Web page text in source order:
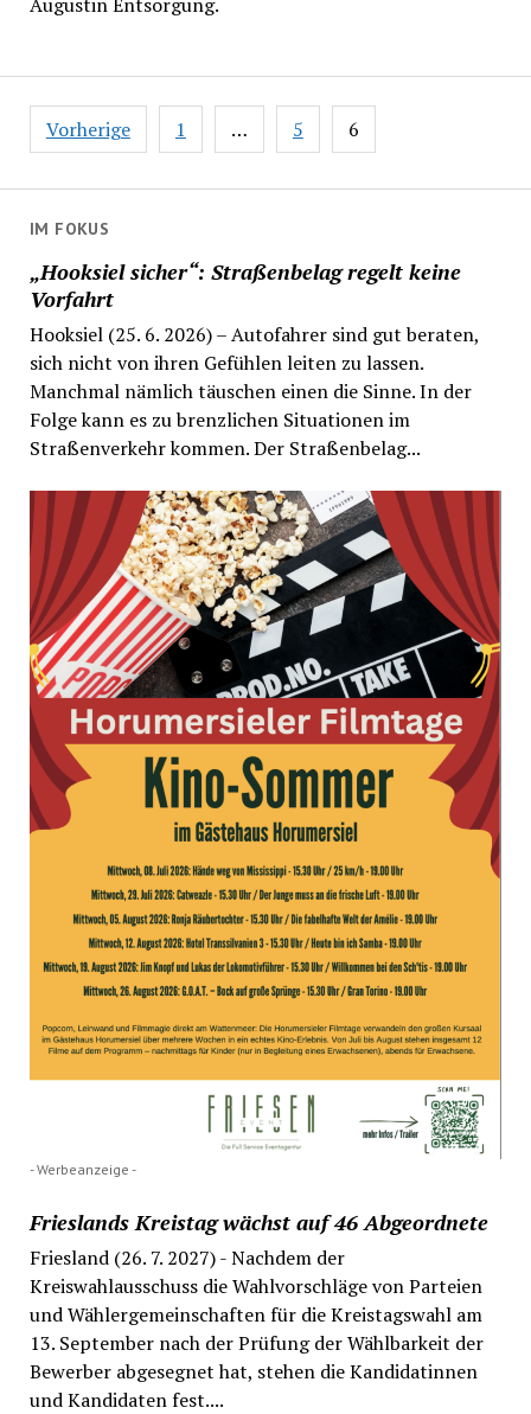
IM FOKUS
„Hooksiel sicher“: Straßenbelag regelt keine
Vorfahrt
Hooksiel (25. 6. 2026) – Autofahrer sind gut beraten,
sich nicht von ihren Gefühlen leiten zu lassen.
Manchmal nämlich täuschen einen die Sinne. In der
Folge kann es zu brenzlichen Situationen im
Straßenverkehr kommen. Der Straßenbelag...
- Werbeanzeige -
Frieslands Kreistag wächst auf 46 Abgeordnete
Friesland (26. 7. 2027) - Nachdem der
Kreiswahlausschuss die Wahlvorschläge von Parteien
und Wählergemeinschaften für die Kreistagswahl am
13. September nach der Prüfung der Wählbarkeit der
Bewerber abgesegnet hat, stehen die Kandidatinnen
und Kandidaten fest....
Seitennummerierung
der
Vorherige 1 … 5 6